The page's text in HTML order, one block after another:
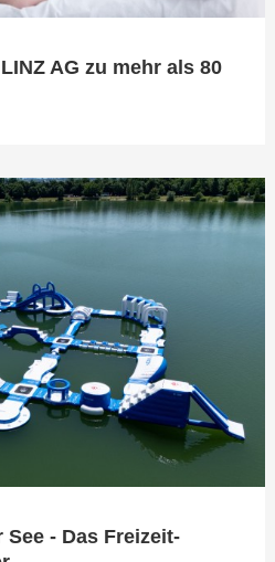
AG zu mehr als 80
- Das Freizeit-